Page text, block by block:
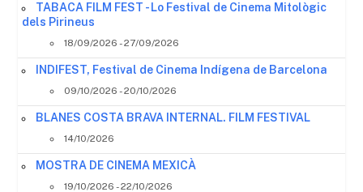
TABACA FILM FEST - Lo Festival de Cinema Mitològic
dels Pirineus
18/09/2026 - 27/09/2026
INDIFEST, Festival de Cinema Indígena de Barcelona
09/10/2026 - 20/10/2026
BLANES COSTA BRAVA INTERNAL. FILM FESTIVAL
14/10/2026
MOSTRA DE CINEMA MEXICÀ
19/10/2026 - 22/10/2026